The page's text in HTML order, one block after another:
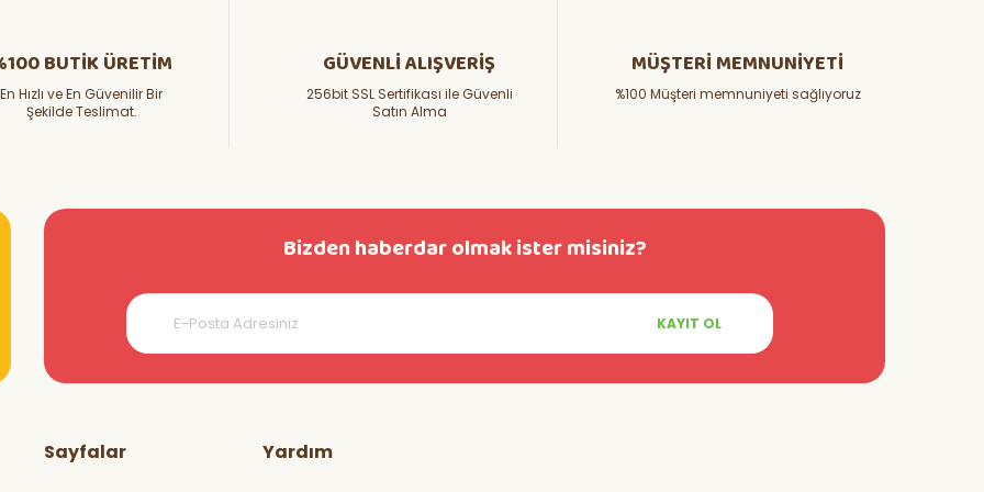
BUTİK ÜRETİM
En Hızlı ve En Güvenilir Bir
Şekilde Teslimat.
GÜVENLİ ALIŞVERİŞ
256bit SSL Sertifikası ile Güvenli
Satın Alma
MÜŞTERİ MEMNUNİYETİ
%100 Müşteri memnuniyeti sağlıyoruz
Bizden haberdar olmak ister misiniz?
KAYIT OL
Sayfalar Yardım